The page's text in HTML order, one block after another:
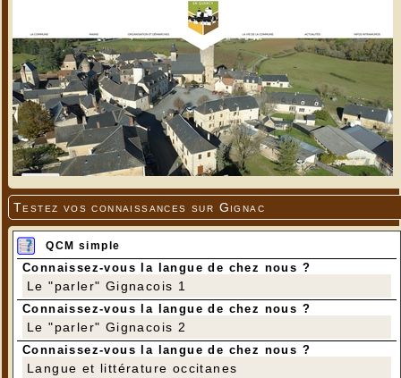
Testez vos connaissances sur Gignac
QCM simple
Connaissez-vous la langue de chez nous ?
Le "parler" Gignacois 1
Connaissez-vous la langue de chez nous ?
Le "parler" Gignacois 2
Connaissez-vous la langue de chez nous ?
Langue et littérature occitanes